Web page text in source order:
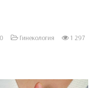
Гинекология
1 297